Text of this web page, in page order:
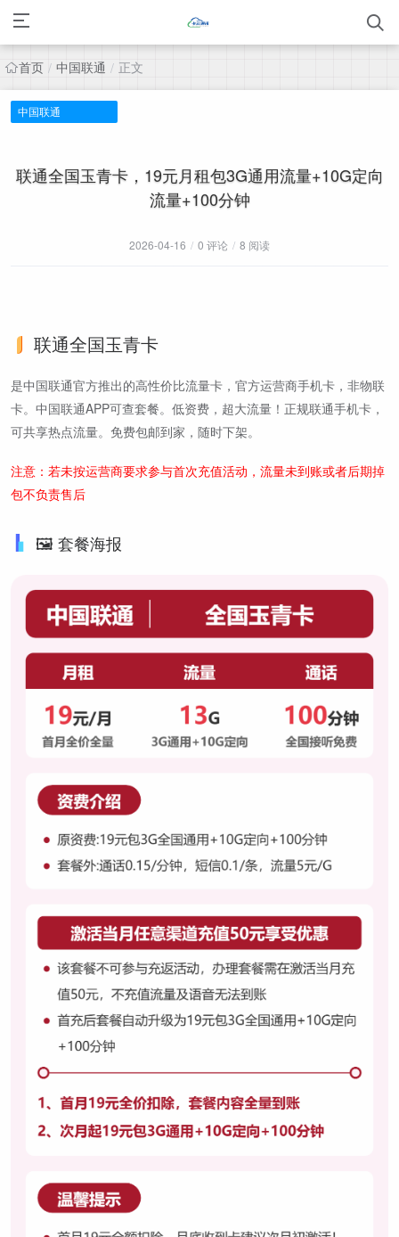
首页 / 中国联通 / 正文
中国联通
联通全国玉青卡，19元月租包3G通用流量+10G定向
流量+100分钟
2026-04-16 / 0 评论 / 8 阅读
联通全国玉青卡
是中国联通官方推出的高性价比流量卡，官方运营商手机卡，非物联
卡。中国联通APP可查套餐。低资费，超大流量！正规联通手机卡，
可共享热点流量。免费包邮到家，随时下架。
注意：若未按运营商要求参与首次充值活动，流量未到账或者后期掉
包不负责售后
🖼️ 套餐海报